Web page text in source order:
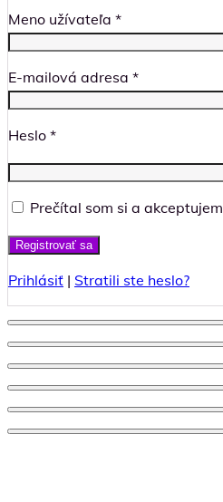
Meno užívateľa *
E-mailová adresa *
Heslo *
Prečítal som si a akceptujem
Prihlásiť | Stratili ste heslo?